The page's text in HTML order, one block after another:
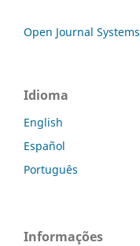
Open Journal Systems
Idioma
English
Español
Português
Informações